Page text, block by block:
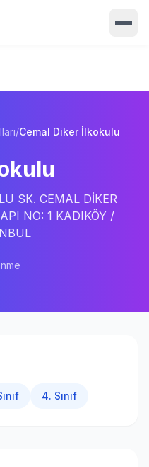
/Cemal Diker İlkokulu
SK. CEMAL DİKER
NO: 1 KADIKÖY /
4. Sınıf